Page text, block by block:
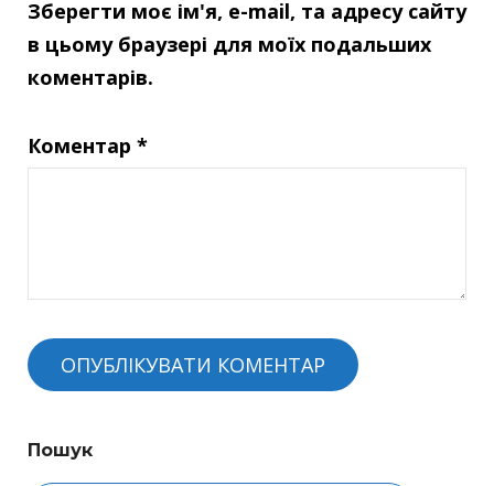
Зберегти моє ім'я, e-mail, та адресу сайту
в цьому браузері для моїх подальших
коментарів.
Коментар *
Пошук